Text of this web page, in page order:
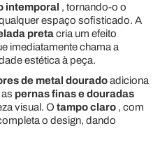
intemporal , tornando-o o
espaço sofisticado. A
pretacria um efeito
imediatamente chama a
estética à peça.
de metal douradoadiciona
pernas finas e douradas
visual. O tampo claro, com
o design, dando